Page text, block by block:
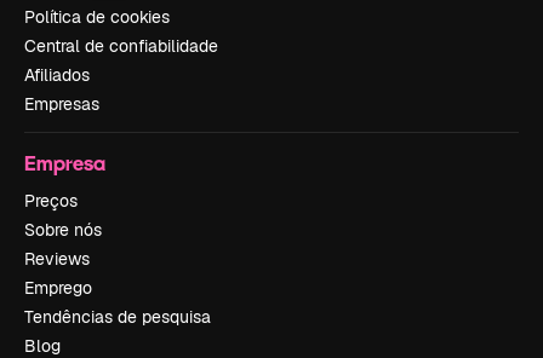
Política de cookies
Central de confiabilidade
Afiliados
Empresas
Empresa
Preços
Sobre nós
Reviews
Emprego
Tendências de pesquisa
Blog